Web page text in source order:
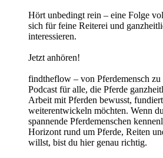
Hört unbedingt rein – eine Folge
sich für feine Reiterei und
interessieren.
Jetzt anhören!
findtheflow – von Pferdemensch zu
Podcast für alle, die Pferde
Arbeit mit Pferden bewusst,
weiterentwickeln möchten. Wenn
spannende Pferdemenschen
Horizont rund um Pferde, Reiten
willst, bist du hier genau richtig.